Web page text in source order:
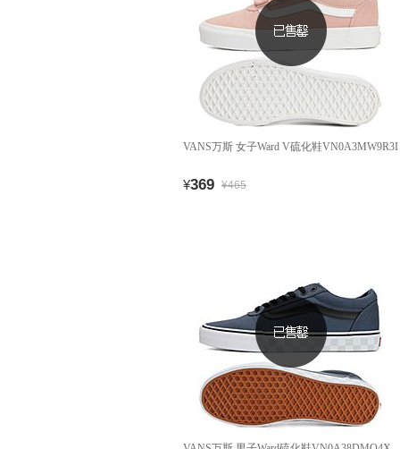
VANS万斯 女子Ward V硫化鞋VN0A3MW9R3I
¥369 ¥465